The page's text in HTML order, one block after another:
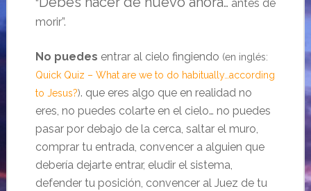
“
… antes de
morir”.
No puedes entrar al cielo fingiendo (en inglés:
Quick Quiz – What are we to do habitually…according
to Jesus?). que eres algo que en realidad no
eres, no puedes colarte en el cielo… no puedes
pasar por debajo de la cerca, saltar el muro,
comprar tu entrada, convencer a alguien que
debería dejarte entrar, eludir el sistema,
defender tu posición, convencer al Juez de tu